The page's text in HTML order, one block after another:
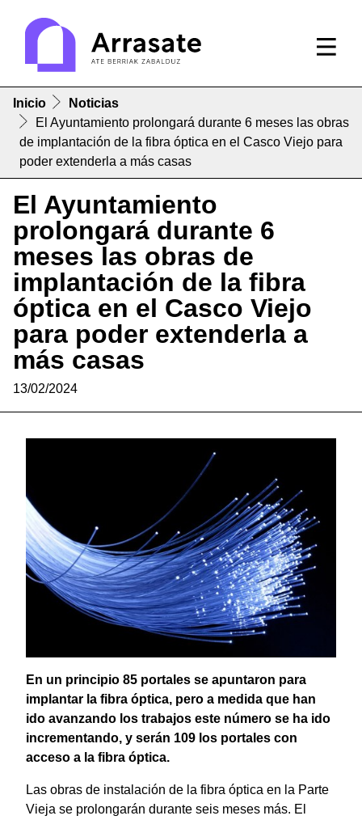
Inicio
Noticias
El Ayuntamiento prolongará durante 6 meses las obras
de implantación de la fibra óptica en el Casco Viejo para
poder extenderla a más casas
El Ayuntamiento
prolongará durante 6
meses las obras de
implantación de la fibra
óptica en el Casco Viejo
para poder extenderla a
más casas
13/02/2024
En un principio 85 portales se apuntaron para
implantar la fibra óptica, pero a medida que han
ido avanzando los trabajos este número se ha ido
incrementando, y serán 109 los portales con
acceso a la fibra óptica.
Las obras de instalación de la fibra óptica en la Parte
Vieja se prolongarán durante seis meses más. El